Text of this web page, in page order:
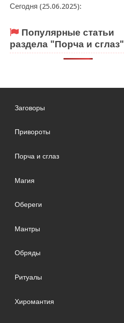
Сегодня (25.06.2025):
Популярные статьи
раздела "Порча и сглаз"
Заговоры
Привороты
Порча и сглаз
Магия
Обереги
Мантры
Обряды
Ритуалы
Хиромантия